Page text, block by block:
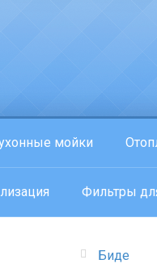
мойки
Фильтры
Биде